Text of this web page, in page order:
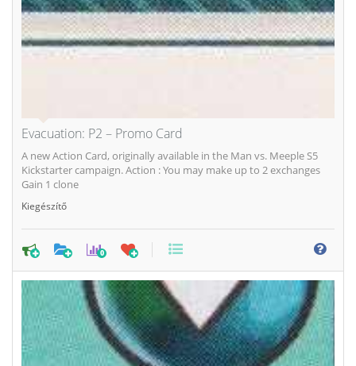
Evacuation: P2 – Promo Card
A new Action Card, originally available in the Man vs. Meeple S5
Kickstarter campaign. Action : You may make up to 2 exchanges
Gain 1 clone
Kiegészítő
0